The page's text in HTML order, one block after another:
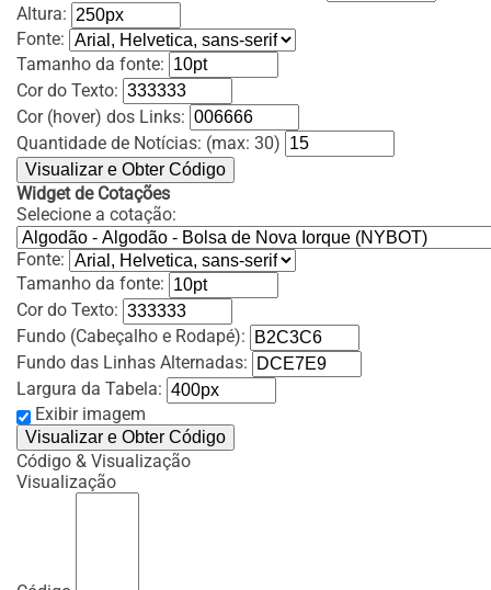
Altura:
Fonte:
Tamanho da fonte:
Cor do Texto:
Cor (hover) dos Links:
Quantidade de Notícias: (max: 30)
Widget de Cotações
Selecione a cotação:
Fonte:
Tamanho da fonte:
Cor do Texto:
Fundo (Cabeçalho e Rodapé):
Fundo das Linhas Alternadas:
Largura da Tabela:
Exibir imagem
Código & Visualização
Visualização